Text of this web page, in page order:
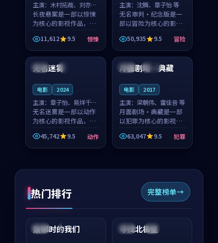
主演： 木村拓哉、刘亦菲
等
长夜悬案是一部以惊悚
为核心的影视作品，围
绕危机、反转与人物成
长展开，整体节奏紧
凑，值得推荐观看。
11,612 9.5 惊悚
主演： 沈腾、章子怡 等
无名审判·纪念版是一
部以冒险为核心的影视
作品，围绕危机、反转
与人物成长展开，整体
节奏紧凑，值得推荐观
看。
50,935 9.5 冒险
日本 4K
无名迷雾
电影 2024
主演： 章子怡、易烊千玺
等
无名迷雾是一部以动作
为核心的影视作品，围
绕危机、反转与人物成
长展开，整体节奏紧
凑，值得推荐观看。
45,742 9.5 动作
泰国 热播
月面剧场·典藏
电影 2017
主演： 梁朝伟、雷佳音 等
月面剧场·典藏是一部
以犯罪为核心的影视作
品，围绕危机、反转与
人物成长展开，整体节
奏紧凑，值得推荐观
63,047 9.5 犯罪
热门排行 完整榜单
中国 4K
99:22
致那时的我们 中国 4K
99:18
寻找北极星